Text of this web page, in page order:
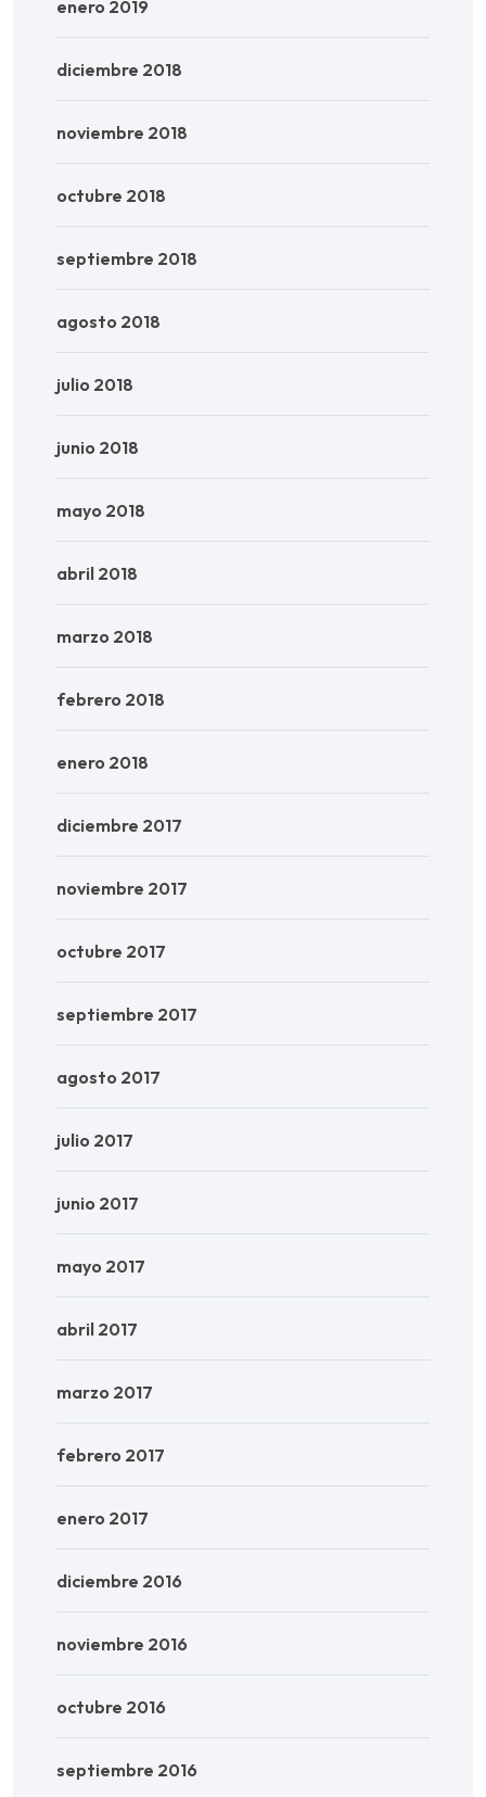
enero 2019
diciembre 2018
noviembre 2018
octubre 2018
septiembre 2018
agosto 2018
julio 2018
junio 2018
mayo 2018
abril 2018
marzo 2018
febrero 2018
enero 2018
diciembre 2017
noviembre 2017
octubre 2017
septiembre 2017
agosto 2017
julio 2017
junio 2017
mayo 2017
abril 2017
marzo 2017
febrero 2017
enero 2017
diciembre 2016
noviembre 2016
octubre 2016
septiembre 2016